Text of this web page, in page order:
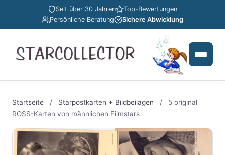
Seit über 30 Jahren
Top-Bewertungen
Persönliche Beratung
Sichere Abwicklung
Startseite / Starpostkarten + Bildbeilagen /
5 original
ROSS-Karten von männlichen Filmstars